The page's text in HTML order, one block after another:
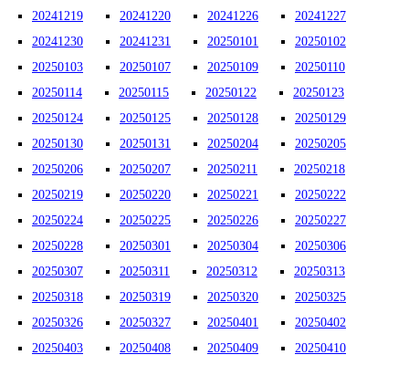
20241219
20241220 20241226
20241227
20241230
20241231 20250101
20250102
20250103
20250107 20250109
20250110
20250114
20250115 20250122
20250123
20250124
20250125 20250128
20250129
20250130
20250131 20250204
20250205
20250206
20250207 20250211
20250218
20250219
20250220 20250221
20250222
20250224
20250225 20250226
20250227
20250228
20250301 20250304
20250306
20250307
20250311 20250312
20250313
20250318
20250319 20250320
20250325
20250326
20250327 20250401
20250402
20250403
20250408 20250409
20250410